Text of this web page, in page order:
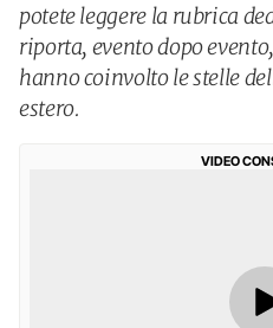
potete leggere la rubrica
riporta, evento dopo
hanno coinvolto le stelle
estero.
VIDEO